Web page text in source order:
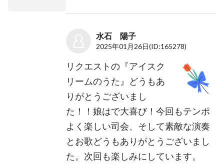
水石 陽子
2025年01月26日(ID:165278)
リクエストの『アイスク
リームのうた』どうもあ
りがとうございまし
た！！娘はで大喜び！今回もテンポ
よく楽しい司会、そして素敵な演奏
とお歌どうもありがとうございまし
た。次回も楽しみにしています。